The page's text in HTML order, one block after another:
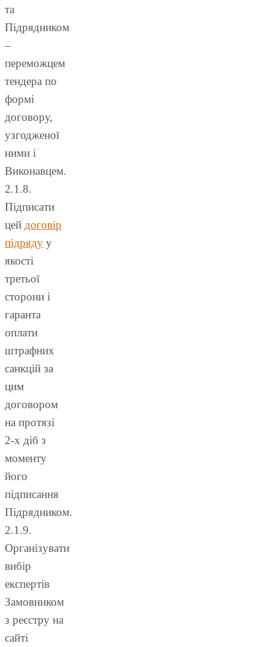
та
Підрядником
–
переможцем
тендера по
формі
договору,
узгодженої
ними і
Виконавцем.
2.1.8.
Підписати
цей договір
підряду у
якості
третьої
сторони і
гаранта
оплати
штрафних
санкцій за
цим
договором
на протязі
2-х діб з
моменту
його
підписання
Підрядником.
2.1.9.
Організувати
вибір
експертів
Замовником
з реєстру на
сайті